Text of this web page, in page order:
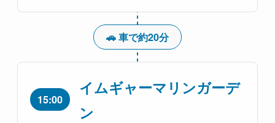
🚗 車で約20分
15:00
イムギャーマリンガーデ
ン